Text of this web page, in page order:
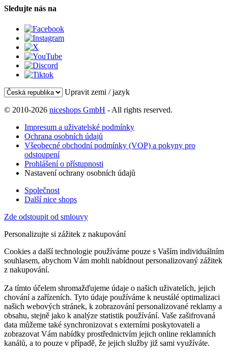
Sledujte nás na
Upravit zemi / jazyk
© 2010-2026 niceshops GmbH - All rights reserved.
Impresum a uživatelské podmínky
Ochrana osobních údajů
Všeobecné obchodní podmínky (VOP) a pokyny pro
odstoupení
Prohlášení o přístupnosti
Nastavení ochrany osobních údajů
Společnost
Další nice shops
Zde odstoupit od smlouvy
Personalizujte si zážitek z nakupování
Cookies a další technologie používáme pouze s Vaším individuálním
souhlasem, abychom Vám mohli nabídnout personalizovaný zážitek
z nakupování.
Za tímto účelem shromažďujeme údaje o našich uživatelích, jejich
chování a zařízeních. Tyto údaje používáme k neustálé optimalizaci
našich webových stránek, k zobrazování personalizované reklamy a
obsahu, stejně jako k analýze statistik používání. Vaše zašifrovaná
data můžeme také synchronizovat s externími poskytovateli a
zobrazovat Vám nabídky prostřednictvím jejich online reklamních
kanálů, a to pouze v případě, že jejich služby již sami využíváte.